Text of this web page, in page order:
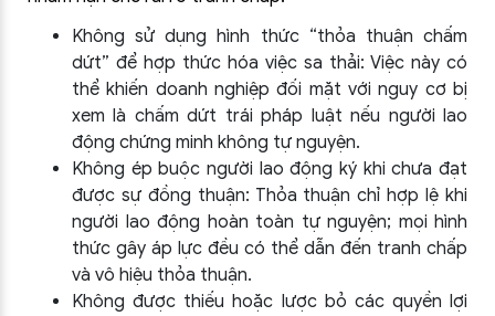
Không sử dụng hình thức “thỏa thuận chấm
dứt” để hợp thức hóa việc sa thải: Việc này có
thể khiến doanh nghiệp đối mặt với nguy cơ bị
xem là chấm dứt trái pháp luật nếu người lao
động chứng minh không tự nguyện.
Không ép buộc người lao động ký khi chưa đạt
được sự đồng thuận: Thỏa thuận chỉ hợp lệ khi
người lao động hoàn toàn tự nguyện; mọi hình
thức gây áp lực đều có thể dẫn đến tranh chấp
và vô hiệu thỏa thuận.
Không được thiếu hoặc lược bỏ các quyền lợi